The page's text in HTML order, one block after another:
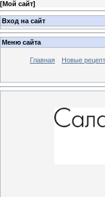
[Мой сайт]
Вход на сайт
Меню сайта
Главная Новые